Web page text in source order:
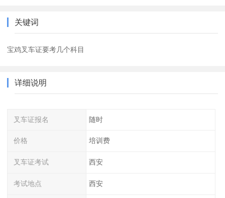
关键词
宝鸡叉车证要考几个科目
详细说明
叉车证报名 随时
价格 培训费
叉车证考试 西安
考试地点 西安